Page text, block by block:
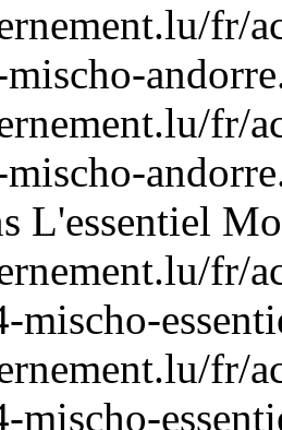
fr/
fr/
L'essentiel
fr/
mischo-
fr/
mischo-